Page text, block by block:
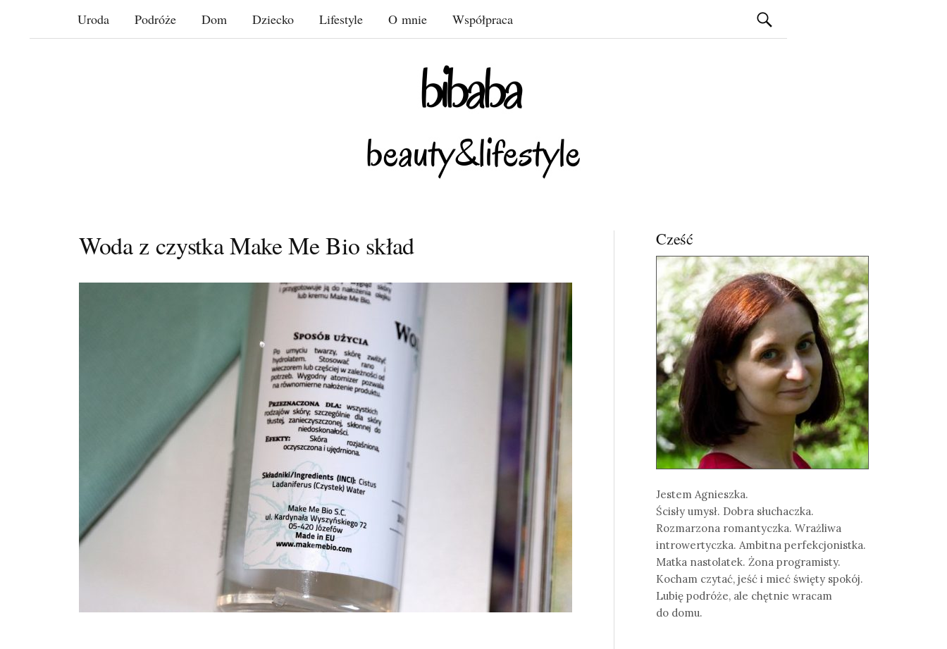
Uroda Podróże Dom Dziecko Lifestyle O mnie Współpraca Szukaj:
Woda z czystka Make Me Bio skład Cześć
Jestem Agnieszka.
Ścisły umysł. Dobra słuchaczka.
Rozmarzona romantyczka. Wrażliwa
introwertyczka. Ambitna perfekcjonistka.
Matka nastolatek. Żona programisty.
Kocham czytać, jeść i mieć święty spokój.
Lubię podróże, ale chętnie wracam
do domu.